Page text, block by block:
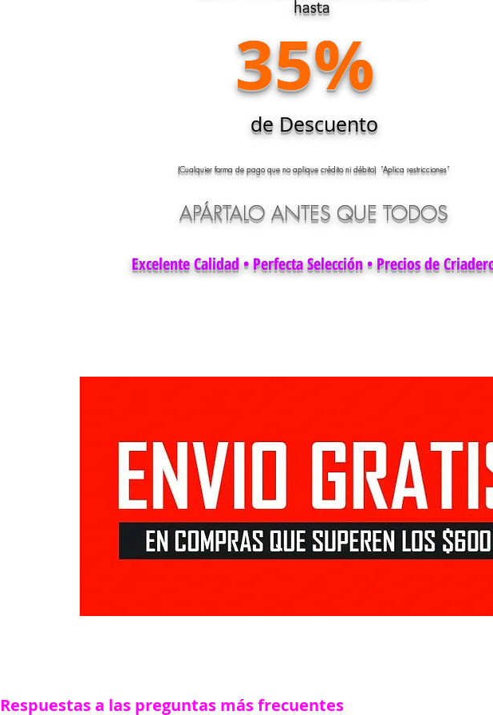
hasta
35%
de Descuento
(Cualquier forma de pago que no aplique crédito ni débito) “Aplica restricciones”
APÁRTALO ANTES QUE TODOS
Excelente Calidad • Perfecta Selección • Precios de
Respuestas a las preguntas más frecuentes